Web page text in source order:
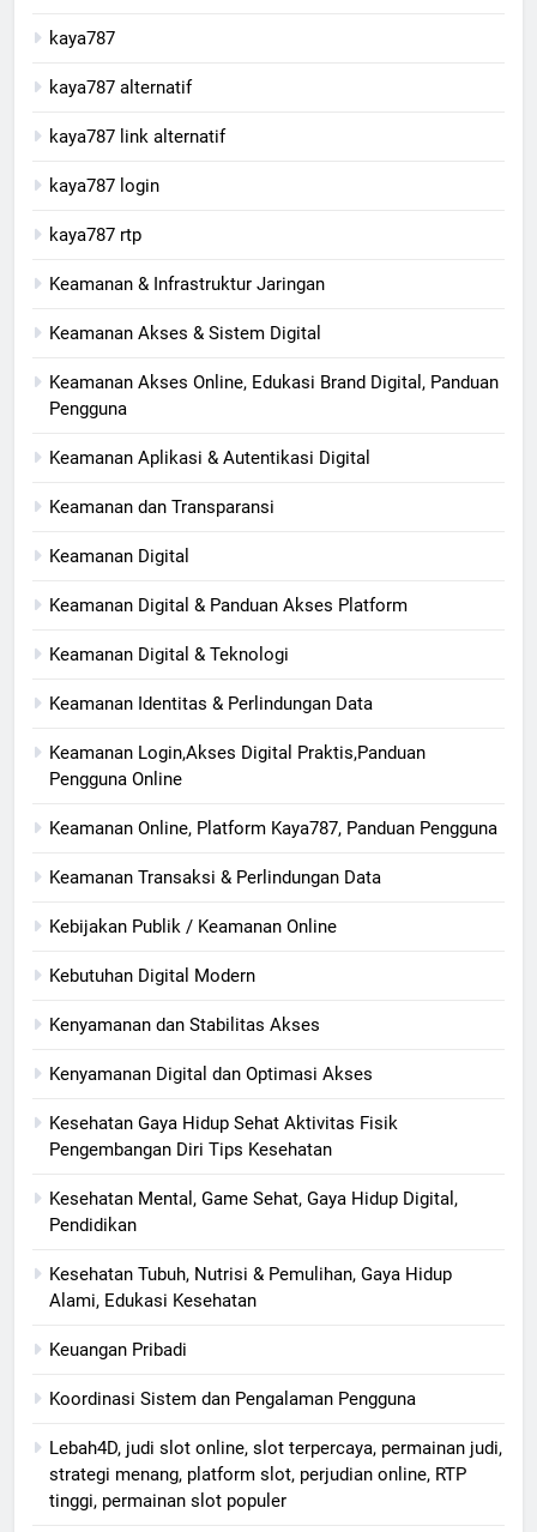
kaya787
kaya787 alternatif
kaya787 link alternatif
kaya787 login
kaya787 rtp
Keamanan & Infrastruktur Jaringan
Keamanan Akses & Sistem Digital
Keamanan Akses Online, Edukasi Brand Digital, Panduan
Pengguna
Keamanan Aplikasi & Autentikasi Digital
Keamanan dan Transparansi
Keamanan Digital
Keamanan Digital & Panduan Akses Platform
Keamanan Digital & Teknologi
Keamanan Identitas & Perlindungan Data
Keamanan Login,Akses Digital Praktis,Panduan
Pengguna Online
Keamanan Online, Platform Kaya787, Panduan Pengguna
Keamanan Transaksi & Perlindungan Data
Kebijakan Publik / Keamanan Online
Kebutuhan Digital Modern
Kenyamanan dan Stabilitas Akses
Kenyamanan Digital dan Optimasi Akses
Kesehatan Gaya Hidup Sehat Aktivitas Fisik
Pengembangan Diri Tips Kesehatan
Kesehatan Mental, Game Sehat, Gaya Hidup Digital,
Pendidikan
Kesehatan Tubuh, Nutrisi & Pemulihan, Gaya Hidup
Alami, Edukasi Kesehatan
Keuangan Pribadi
Koordinasi Sistem dan Pengalaman Pengguna
Lebah4D, judi slot online, slot terpercaya, permainan judi,
strategi menang, platform slot, perjudian online, RTP
tinggi, permainan slot populer